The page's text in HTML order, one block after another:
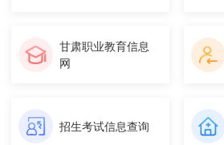
甘肃职业教育信息
网
招生考试信息查询